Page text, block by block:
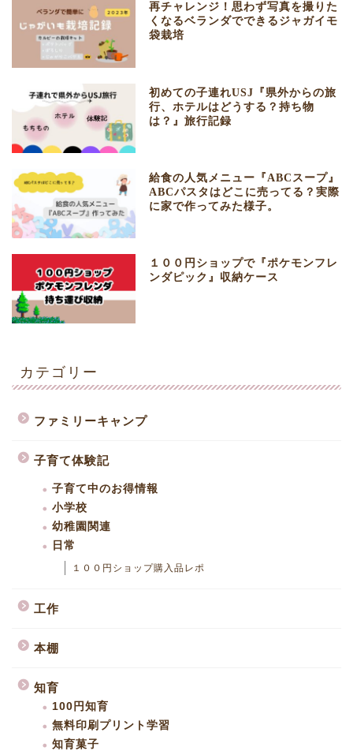
再チャレンジ！思わず写真を撮りた
くなるベランダでできるジャガイモ
袋栽培
初めての子連れUSJ『県外からの旅
行、ホテルはどうする？持ち物
は？』旅行記録
給食の人気メニュー『ABCスープ』
ABCパスタはどこに売ってる？実際
に家で作ってみた様子。
１００円ショップで『ポケモンフレ
ンダピック』収納ケース
カテゴリー
ファミリーキャンプ
子育て体験記
子育て中のお得情報
小学校
幼稚園関連
日常
１００円ショップ購入品レポ
工作
本棚
知育
100円知育
無料印刷プリント学習
知育菓子